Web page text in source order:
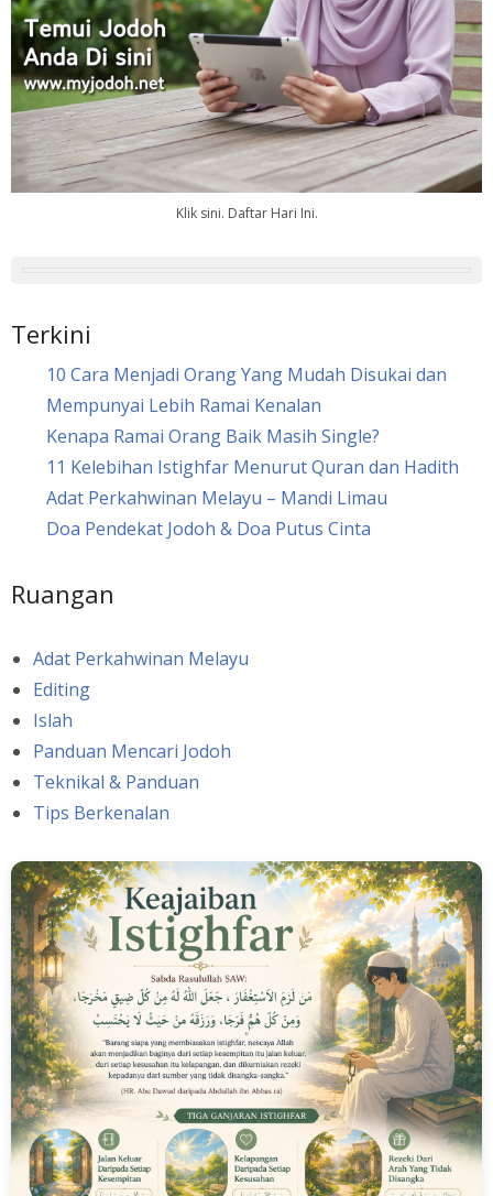
Klik sini. Daftar Hari Ini.
Terkini
10 Cara Menjadi Orang Yang Mudah Disukai dan
Mempunyai Lebih Ramai Kenalan
Kenapa Ramai Orang Baik Masih Single?
11 Kelebihan Istighfar Menurut Quran dan Hadith
Adat Perkahwinan Melayu – Mandi Limau
Doa Pendekat Jodoh & Doa Putus Cinta
Ruangan
Adat Perkahwinan Melayu
Editing
Islah
Panduan Mencari Jodoh
Teknikal & Panduan
Tips Berkenalan